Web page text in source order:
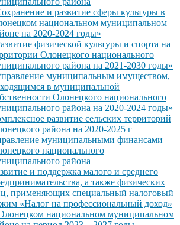
и развитие сферы культуры в
национальном муниципальном
на 2020-2024 годы»
физической культуры и спорта на
Олонецкого национального
района на 2021-2030 годы»
муниципальным имуществом,
в муниципальной
Олонецкого национального
района на 2020-2024 годы»
развитие сельских территорий
района на 2020-2025 г
муниципальными финансами
национального
района
и поддержка малого и среднего
а также физических
применяющих специальный налоговый
«Налог на профессиональный доход»
национальном муниципальном